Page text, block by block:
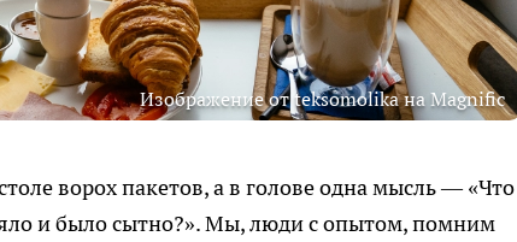
Изображение от teksomolika на Magnific
ворох пакетов, а в голове одна мысль — «Что
и было сытно?». Мы, люди с опытом, помним